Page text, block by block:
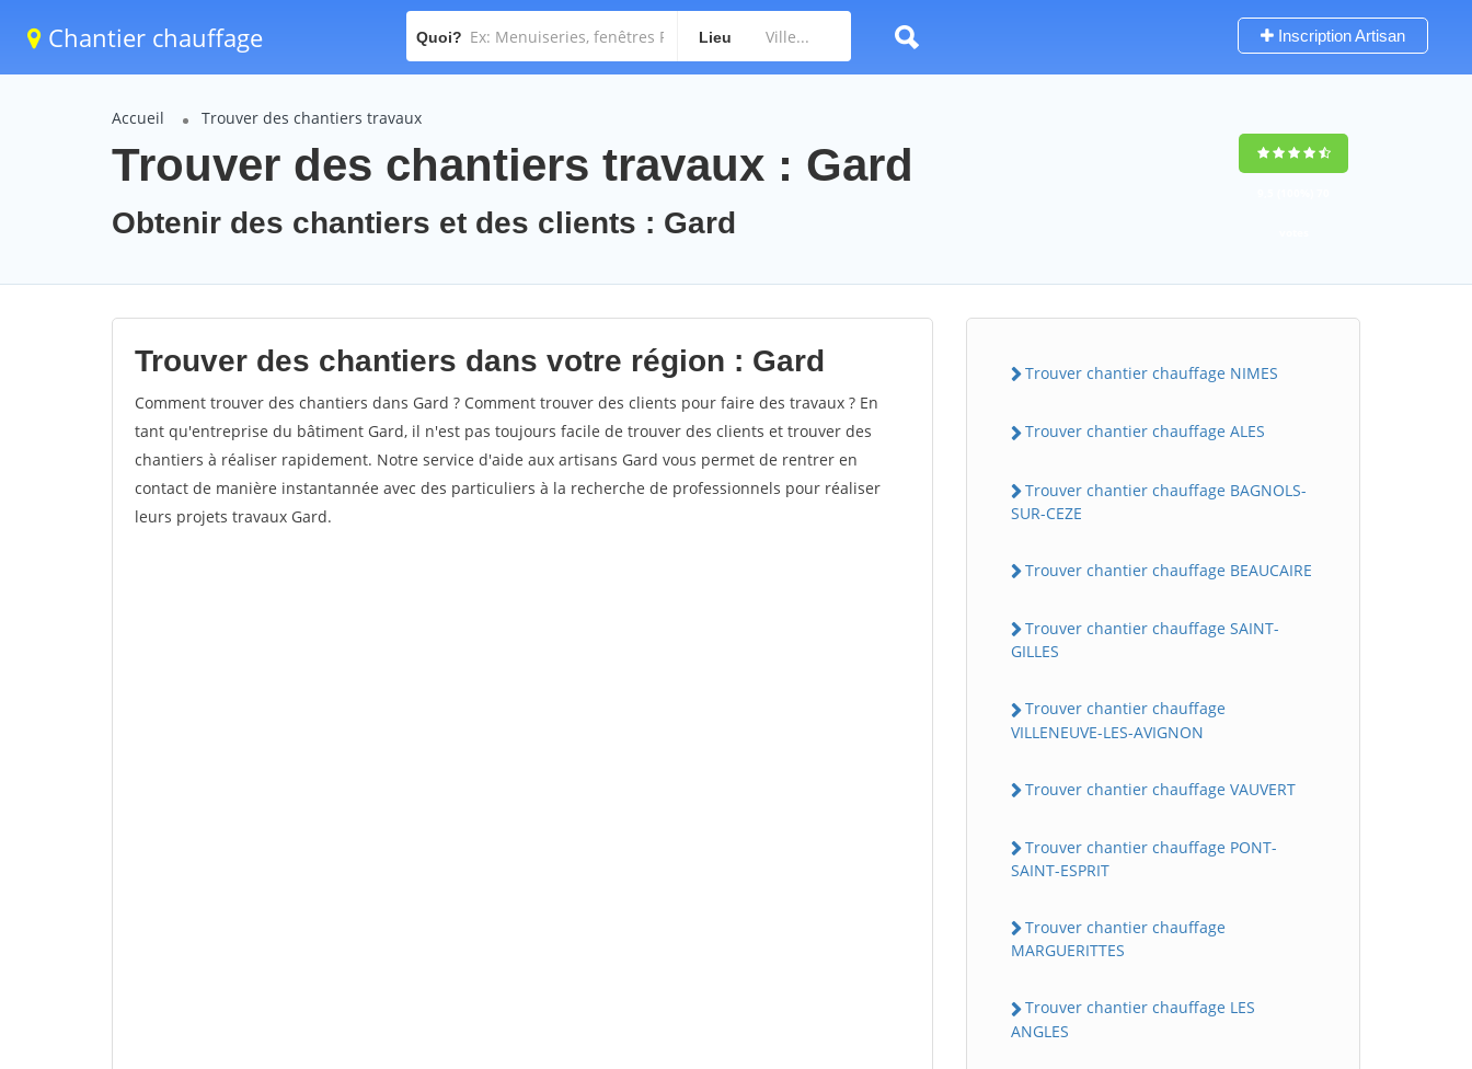
Chantier chauffage Quoi? Lieu Inscription Artisan
Accueil Trouver des chantiers travaux
Trouver des chantiers travaux : Gard
Obtenir des chantiers et des clients : Gard
Trouver des chantiers dans votre région : Gard
Comment trouver des chantiers dans Gard ? Comment trouver des clients pour faire des travaux ? En
tant qu'entreprise du bâtiment Gard, il n'est pas toujours facile de trouver des clients et trouver des
chantiers à réaliser rapidement. Notre service d'aide aux artisans Gard vous permet de rentrer en
contact de manière instantannée avec des particuliers à la recherche de professionnels pour réaliser
leurs projets travaux Gard.
Trouver chantier chauffage NIMES
Trouver chantier chauffage ALES
Trouver chantier chauffage BAGNOLS-
SUR-CEZE
Trouver chantier chauffage BEAUCAIRE
Trouver chantier chauffage SAINT-
GILLES
Trouver chantier chauffage
VILLENEUVE-LES-AVIGNON
Trouver chantier chauffage VAUVERT
Trouver chantier chauffage PONT-
SAINT-ESPRIT
Trouver chantier chauffage
MARGUERITTES
Trouver chantier chauffage LES
ANGLES